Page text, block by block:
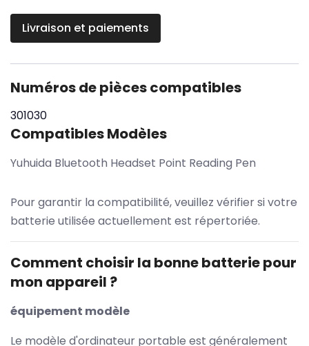
Livraison et paiements
Numéros de pièces compatibles
301030
Compatibles Modèles
Yuhuida Bluetooth Headset Point Reading Pen
Pour garantir la compatibilité, veuillez vérifier si votre
batterie utilisée actuellement est répertoriée.
Comment choisir la bonne batterie pour
mon appareil ?
équipement modèle
Le modèle d'ordinateur portable est généralement